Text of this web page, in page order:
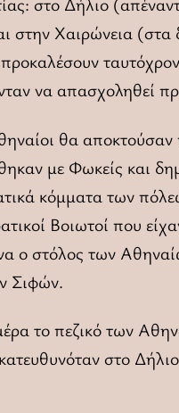
στην Χαιρώνεια
να απασχοληθεί
θα αποκτούσαν
με Φωκείς και
κόμματα των
Βοιωτοί που
ο στόλος των
Σιφών.
το πεζικό των
στο